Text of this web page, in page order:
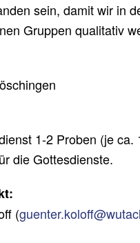
sein, damit wir in
Gruppen qualitativ
1-2 Proben (je ca.
die Gottesdienste.
(